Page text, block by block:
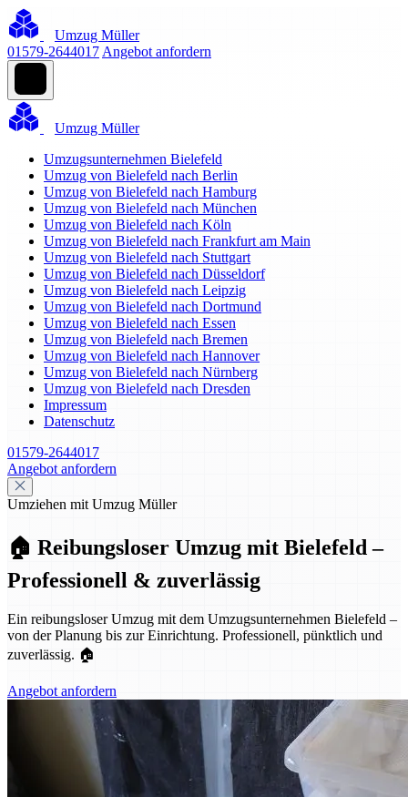
Umzug Müller
01579-2644017 Angebot anfordern
Umzug Müller
Umzugsunternehmen Bielefeld
Umzug von Bielefeld nach Berlin
Umzug von Bielefeld nach Hamburg
Umzug von Bielefeld nach München
Umzug von Bielefeld nach Köln
Umzug von Bielefeld nach Frankfurt am Main
Umzug von Bielefeld nach Stuttgart
Umzug von Bielefeld nach Düsseldorf
Umzug von Bielefeld nach Leipzig
Umzug von Bielefeld nach Dortmund
Umzug von Bielefeld nach Essen
Umzug von Bielefeld nach Bremen
Umzug von Bielefeld nach Hannover
Umzug von Bielefeld nach Nürnberg
Umzug von Bielefeld nach Dresden
Impressum
Datenschutz
01579-2644017
Angebot anfordern
Umziehen mit Umzug Müller
🏠 Reibungsloser Umzug mit Bielefeld –
Professionell & zuverlässig
Ein reibungsloser Umzug mit dem Umzugsunternehmen Bielefeld –
von der Planung bis zur Einrichtung. Professionell, pünktlich und
zuverlässig. 🏠
Angebot anfordern